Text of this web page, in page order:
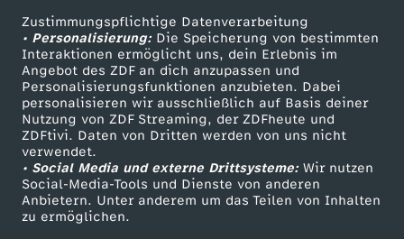
Zustimmungspflichtige Datenverarbeitung
• Personalisierung:Die Speicherung von bestimmten
Interaktionen ermöglicht uns, dein Erlebnis im
Angebot des ZDF an dich anzupassen und
Personalisierungsfunktionen anzubieten. Dabei
personalisieren wir ausschließlich auf Basis deiner
Nutzung von ZDF Streaming, der ZDFheute und
ZDFtivi. Daten von Dritten werden von uns nicht
verwendet.
• Social Media und externe Drittsysteme:Wir nutzen
Social-Media-Tools und Dienste von anderen
Anbietern. Unter anderem um das Teilen von Inhalten
zu ermöglichen.
Livestreams
Sendungen A-Z
TV-Programm
Zuschauerservice
Hilfe
ZDF Unternehmen
Karriere